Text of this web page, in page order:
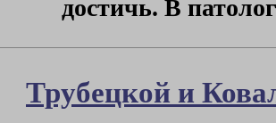
достичь. В
Трубецкой и